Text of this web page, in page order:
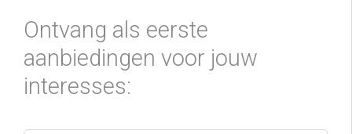
Ontvang als eerste
aanbiedingen voor jouw
interesses: